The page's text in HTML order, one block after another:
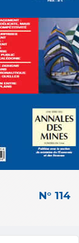
N° 114